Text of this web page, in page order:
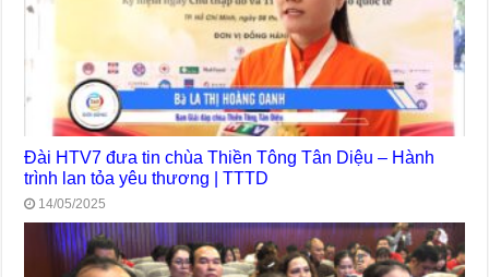
Đài HTV7 đưa tin chùa Thiền Tông Tân Diệu – Hành
trình lan tỏa yêu thương | TTTD
14/05/2025